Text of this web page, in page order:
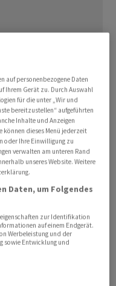
Card und damit auf
bewerben
konsularische
es in einer
höhere Hürden
oder anderen
unter
sich auch in den
Nach Angaben
auf personenbezogene Daten
Ihrem Gerät zu. Durch Auswahl
für die unter „Wir und
bereitzustellen“ aufgeführten
Inhalte und Anzeigen
können dieses Menü jederzeit
oder Ihre Einwilligung zu
verwalten am unteren Rand
unseres Website. Weitere
Daten, um Folgendes
zur Identifikation
auf einem Endgerät.
Werbeleistung und der
sowie Entwicklung und